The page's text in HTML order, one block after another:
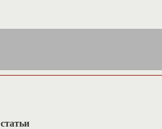
статьи